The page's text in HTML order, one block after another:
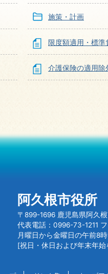
施策・計画
限度額適用・標
介護保険の適用除
阿久根市役所
〒899-1696 鹿児島県阿久
代表電話：0996-73-1211
月曜日から金曜日の午前8
[祝日・休日および年末年始